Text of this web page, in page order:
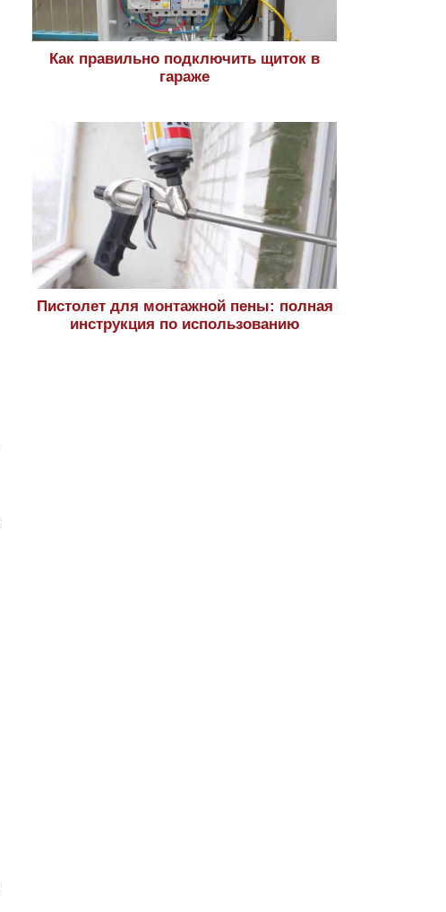
Как правильно подключить щиток в
гараже
Пистолет для монтажной пены: полная
инструкция по использованию